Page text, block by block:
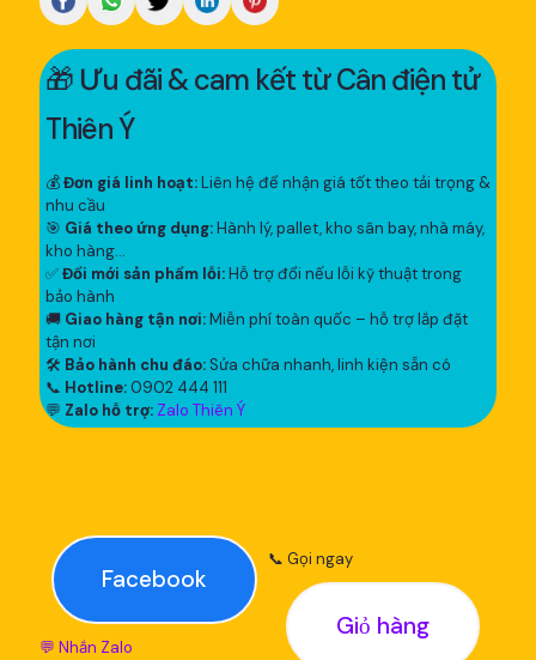
🎁 Ưu đãi & cam kết từ Cân điện tử
Thiên Ý
💰Đơn giá linh hoạt:Liên hệ để nhận giá tốt theo tải trọng &
nhu cầu
🎯 Giá theo ứng dụng:Hành lý, pallet, kho sân bay, nhà máy,
kho hàng...
✅Đổi mới sản phẩm lỗi:Hỗ trợ đổi nếu lỗi kỹ thuật trong
bảo hành
🚚 Giao hàng tận nơi:Miễn phí toàn quốc – hỗ trợ lắp đặt
tận nơi
🛠 Bảo hành chu đáo: Sửa chữa nhanh, linh kiện sẵn có
📞 Hotline: 0902 444 111
💬 Zalo hỗ trợ: Zalo Thiên Ý
Facebook
💬 Nhắn Zalo
📞 Gọi ngay
Giỏ hàng